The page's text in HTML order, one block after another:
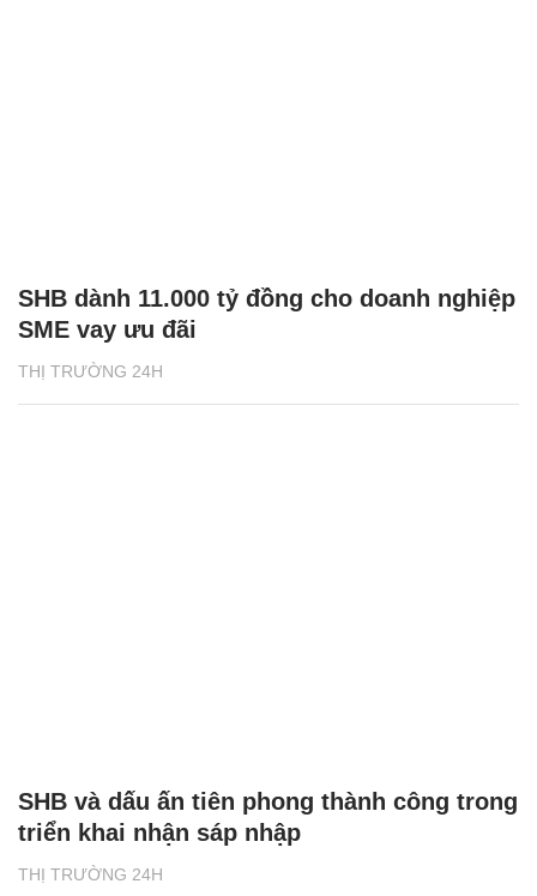
THỊ TRƯỜNG 24H
SHB dành 11.000 tỷ đồng cho doanh nghiệp
SME vay ưu đãi
THỊ TRƯỜNG 24H
SHB và dấu ấn tiên phong thành công trong
triển khai nhận sáp nhập